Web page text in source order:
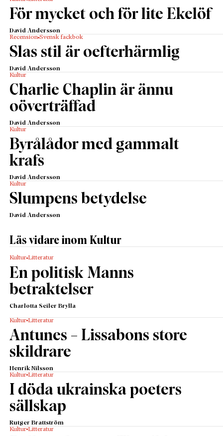
För mycket och för lite Ekelöf
David Andersson
Recension Svensk fackbok
Slas stil är oefterhärmlig
David Andersson
Kultur
Charlie Chaplin är ännu
oöverträffad
David Andersson
Kultur
Byrålådor med gammalt
krafs
David Andersson
Kultur
Slumpens betydelse
David Andersson
Läs vidare inom Kultur
Kultur Litteratur
En politisk Manns
betraktelser
Charlotta Seiler Brylla
Kultur Litteratur
Antunes – Lissabons store
skildrare
Henrik Nilsson
Kultur Litteratur
I döda ukrainska poeters
sällskap
Rutger Brattström
Kultur Litteratur